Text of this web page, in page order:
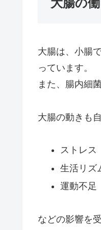
大腸の
大腸は、小腸
っています。
また、腸内細
大腸の動きも
ストレス
生活リズ
運動不足
などの影響を